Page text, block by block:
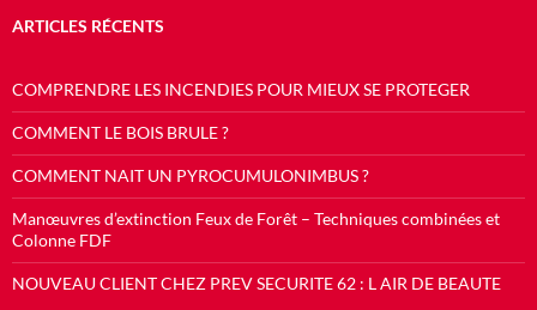
ARTICLES RÉCENTS
COMPRENDRE LES INCENDIES POUR MIEUX SE PROTEGER
COMMENT LE BOIS BRULE ?
COMMENT NAIT UN PYROCUMULONIMBUS ?
Manœuvres d’extinction Feux de Forêt – Techniques combinées et
Colonne FDF
NOUVEAU CLIENT CHEZ PREV SECURITE 62 : L AIR DE BEAUTE